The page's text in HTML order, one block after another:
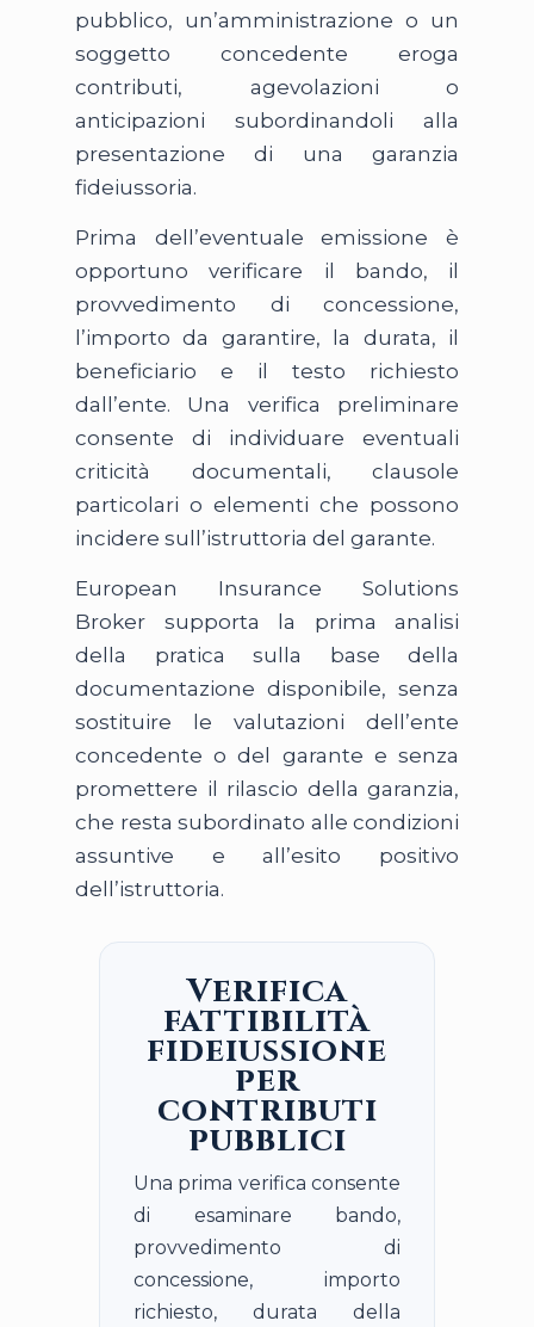
pubblico, un’amministrazione o un
soggetto concedente eroga
contributi, agevolazioni o
anticipazioni subordinandoli alla
presentazione di una garanzia
fideiussoria.
Prima dell’eventuale emissione è
opportuno verificare il bando, il
provvedimento di concessione,
l’importo da garantire, la durata, il
beneficiario e il testo richiesto
dall’ente. Una verifica preliminare
consente di individuare eventuali
criticità documentali, clausole
particolari o elementi che possono
incidere sull’istruttoria del garante.
European Insurance Solutions
Broker supporta la prima analisi
della pratica sulla base della
documentazione disponibile, senza
sostituire le valutazioni dell’ente
concedente o del garante e senza
promettere il rilascio della garanzia,
che resta subordinato alle condizioni
assuntive e all’esito positivo
dell’istruttoria.
Verifica
fattibilità
fideiussione
per
contributi
pubblici
Una prima verifica consente
di esaminare bando,
provvedimento di
concessione, importo
richiesto, durata della